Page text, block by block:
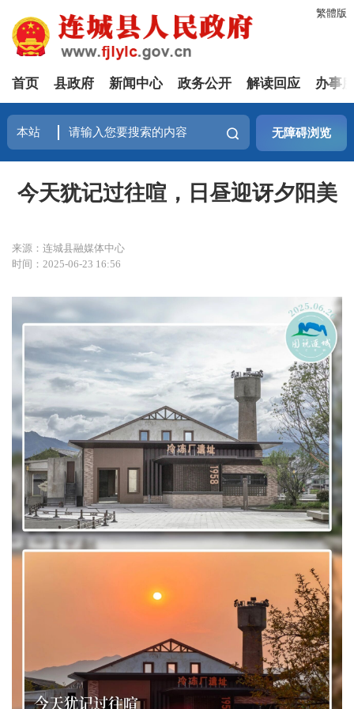
繁體版
首页 县政府 新闻中心 政务公开 解读回应 办事
无障碍浏览
今天犹记过往喧，日昼迎讶夕阳美
来源：连城县融媒体中心
时间：2025-06-23 16:56